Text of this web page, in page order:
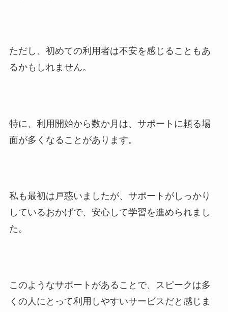
ただし、初めての利用者は不安を感じることもあ
るかもしれません。
特に、利用開始から数か月は、サポートに頼る場
面が多くなることがあります。
私も最初は戸惑いましたが、サポートがしっかり
しているおかげで、安心して学習を進められまし
た。
このようなサポートがあることで、スピークは多
くの人にとって利用しやすいサービスだと感じま